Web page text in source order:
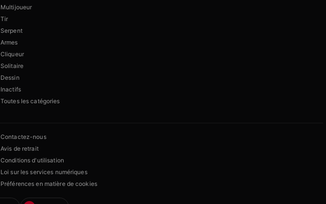
Multijoueur
Tir
Serpent
Armes
Cliqueur
Solitaire
Dessin
Inactifs
Toutes les catégories
Contactez-nous
Avis de retrait
Conditions d'utilisation
Loi sur les services numériques
Préférences en matière de cookies